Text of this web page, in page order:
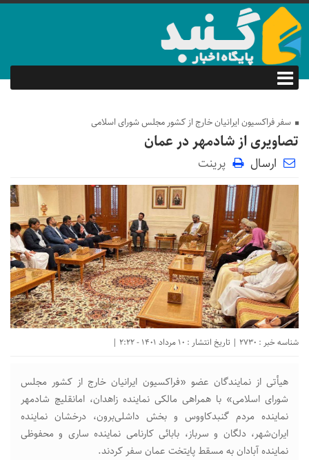
سفر فراکسیون ایرانیان خارج از کشور مجلس شورای اسلامی
تصاویری از شادمهر در عمان
ارسال پرینت
شناسه خبر : 2730 | تاریخ انتشار : 10 مرداد 1401 - 2:22 |
هیأتی از نمایندگان عضو «فراکسیون ایرانیان خارج از کشور مجلس
شورای اسلامی» با همراهی مالکی نماینده زاهدان، امانقلیچ شادمهر
نماینده مردم گنبدکاووس و بخش داشلی‌‌برون، درخشان نماینده
ایران‌شهر، دلگان و سرباز، بابائی کارنامی نماینده ساری و محفوظی
نماینده آبادان به مسقط پایتخت عمان سفر کردند.